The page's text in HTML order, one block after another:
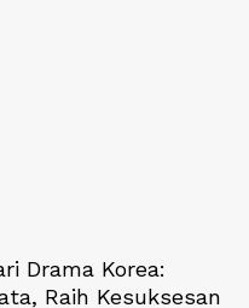
Drama Korea:
Raih Kesuksesan